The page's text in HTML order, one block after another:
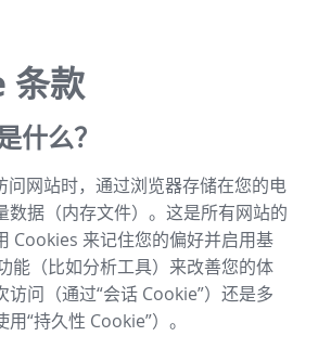
条款
什么？
问网站时，通过浏览器存储在您的电
数据（内存文件）。这是所有网站的
Cookies 来记住您的偏好并启用基
能（比如分析工具）来改善您的体
访问（通过“会话 Cookie”）还是多
“持久性 Cookie”）。